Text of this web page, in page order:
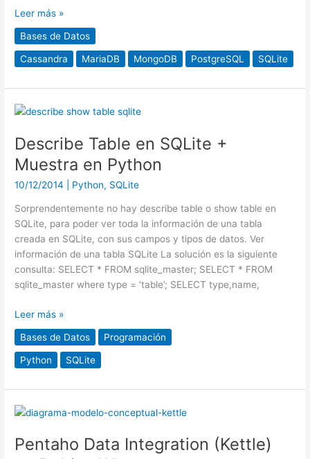
Leer más »
Bases de Datos
Cassandra MariaDB MongoDB PostgreSQL SQLite
Describe Table en SQLite +
Muestra en Python
10/12/2014 Python, SQLite
Sorprendentemente no hay describe table o show table en
SQLite, para poder ver toda la información de una tabla
creada en SQLite, con sus campos y tipos de datos. Ver
información de una tabla SQLite La solución es la siguiente
consulta: SELECT * FROM sqlite_master; SELECT * FROM
sqlite_master where type = ‘table’; SELECT type,name,
Describe
en
SQLite
+
Muestra
Python
Leer más »
Bases de Datos Programación
Python SQLite
Pentaho Data Integration (Kettle)
Pentaho
Integration
(Kettle)